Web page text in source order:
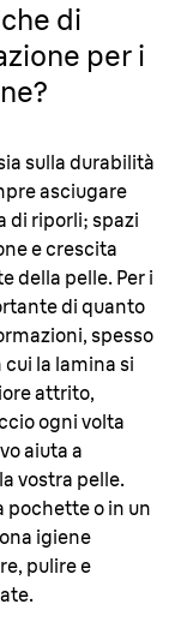
di
per i
sulla durabilità
asciugare
di riporli; spazi
e crescita
della pelle. Per i
di quanto
spesso
la lamina si
attrito,
ogni volta
aiuta a
vostra pelle.
pochette o in un
igiene
pulire e